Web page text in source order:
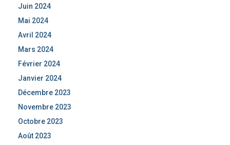
Juin 2024
Mai 2024
Avril 2024
Mars 2024
Février 2024
Janvier 2024
Décembre 2023
Novembre 2023
Octobre 2023
Août 2023